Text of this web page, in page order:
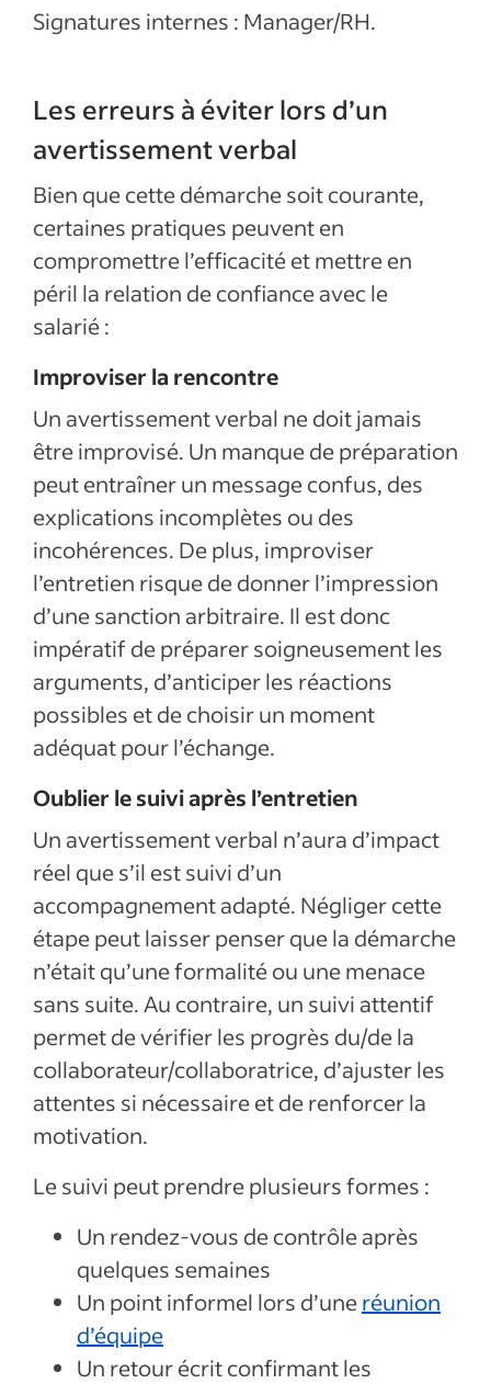
Signatures internes : Manager/RH.
Les erreurs à éviter lors d’un
avertissement verbal
Bien que cette démarche soit courante,
certaines pratiques peuvent en
compromettre l’efficacité et mettre en
péril la relation de confiance avec le
salarié :
Improviser la rencontre
Un avertissement verbal ne doit jamais
être improvisé. Un manque de préparation
peut entraîner un message confus, des
explications incomplètes ou des
incohérences. De plus, improviser
l’entretien risque de donner l’impression
d’une sanction arbitraire. Il est donc
impératif de préparer soigneusement les
arguments, d’anticiper les réactions
possibles et de choisir un moment
adéquat pour l’échange.
Oublier le suivi après l’entretien
Un avertissement verbal n’aura d’impact
réel que s’il est suivi d’un
accompagnement adapté. Négliger cette
étape peut laisser penser que la démarche
n’était qu’une formalité ou une menace
sans suite. Au contraire, un suivi attentif
permet de vérifier les progrès du/de la
collaborateur/collaboratrice, d’ajuster les
attentes si nécessaire et de renforcer la
motivation.
Le suivi peut prendre plusieurs formes :
Un rendez-vous de contrôle après
quelques semaines
Un point informel lors d’uneréunion
d’équipe
Un retour écrit confirmant les